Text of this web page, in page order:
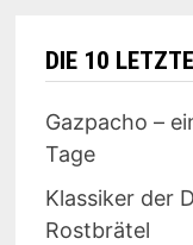
DIE 10
Gazpacho –
Tage
Klassiker der
Rostbrätel